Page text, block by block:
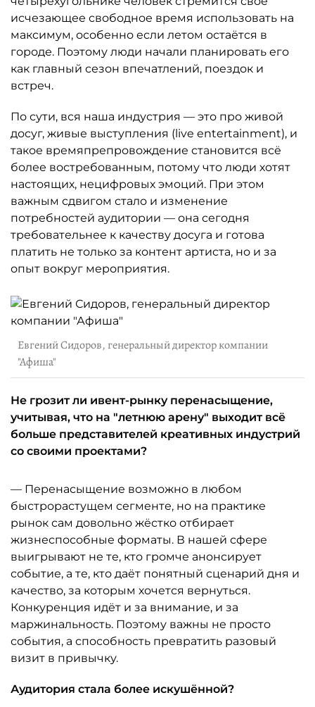
исчезающее свободное время использовать на
максимум, особенно если летом остаётся в
городе. Поэтому люди начали планировать его
как главный сезон впечатлений, поездок и
встреч.
По сути, вся наша индустрия — это про живой
досуг, живые выступления (live entertainment), и
такое времяпрепровождение становится всё
более востребованным, потому что люди хотят
настоящих, нецифровых эмоций. При этом
важным сдвигом стало и изменение
потребностей аудитории — она сегодня
требовательнее к качеству досуга и готова
платить не только за контент артиста, но и за
опыт вокруг мероприятия.
Евгений Сидоров, генеральный директор компании
"Афиша"
Не грозит ли ивент-рынку перенасыщение,
учитывая, что на "летнюю арену" выходит всё
больше представителей креативных индустрий
со своими проектами?
— Перенасыщение возможно в любом
быстрорастущем сегменте, но на практике
рынок сам довольно жёстко отбирает
жизнеспособные форматы. В нашей сфере
выигрывают не те, кто громче анонсирует
событие, а те, кто даёт понятный сценарий дня и
качество, за которым хочется вернуться.
Конкуренция идёт и за внимание, и за
маржинальность. Поэтому важны не просто
события, а способность превратить разовый
визит в привычку.
Аудитория стала более искушённой?